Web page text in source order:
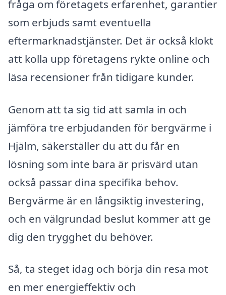
fråga om företagets erfarenhet, garantier
som erbjuds samt eventuella
eftermarknadstjänster. Det är också klokt
att kolla upp företagens rykte online och
läsa recensioner från tidigare kunder.
Genom att ta sig tid att samla in och
jämföra tre erbjudanden för bergvärme i
Hjälm, säkerställer du att du får en
lösning som inte bara är prisvärd utan
också passar dina specifika behov.
Bergvärme är en långsiktig investering,
och en välgrundad beslut kommer att ge
dig den trygghet du behöver.
Så, ta steget idag och börja din resa mot
en mer energieffektiv och